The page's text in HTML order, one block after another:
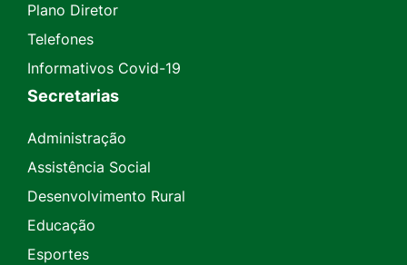
Plano Diretor
Telefones
Informativos Covid-19
Secretarias
Administração
Assistência Social
Desenvolvimento Rural
Educação
Esportes